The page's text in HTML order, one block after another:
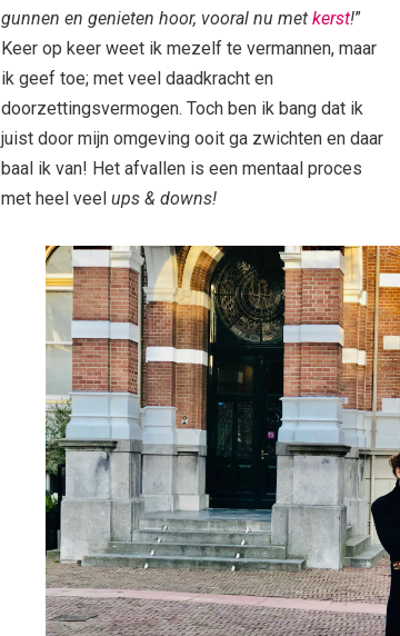
gunnen en genieten hoor, vooral nu met kerst!”
Keer op keer weet ik mezelf te vermannen, maar
ik geef toe; met veel daadkracht en
doorzettingsvermogen. Toch ben ik bang dat ik
juist door mijn omgeving ooit ga zwichten en daar
baal ik van! Het afvallen is een mentaal proces
met heel veel ups & downs!